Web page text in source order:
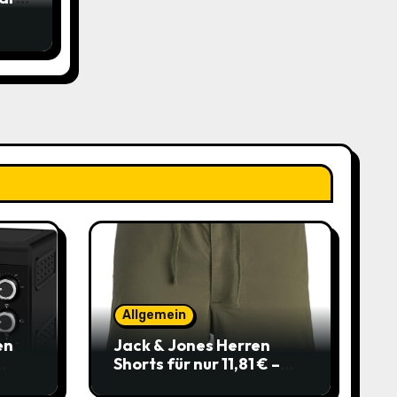
Allgemein
Jack & Jones Herren
Shorts für nur 11,81 € –